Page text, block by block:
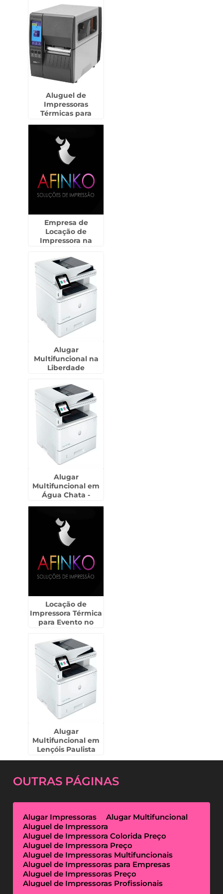
Aluguel de
Impressoras
Térmicas para
Empresa de
Locação de
Impressora na
Alugar
Multifuncional na
Liberdade
Alugar
Multifuncional em
Água Chata -
Locação de
Impressora Térmica
para Evento no
Alugar
Multifuncional em
Lençóis Paulista
OUTRAS PÁGINAS
Alugar Impressoras
Alugar Multifuncional
Aluguel de Impressora
Aluguel de Impressora Colorida Preço
Aluguel de Impressora Preço
Aluguel de Impressoras Multifuncionais
Aluguel de Impressoras para Empresas
Aluguel de Impressoras Preço
Aluguel de Impressoras Profissionais